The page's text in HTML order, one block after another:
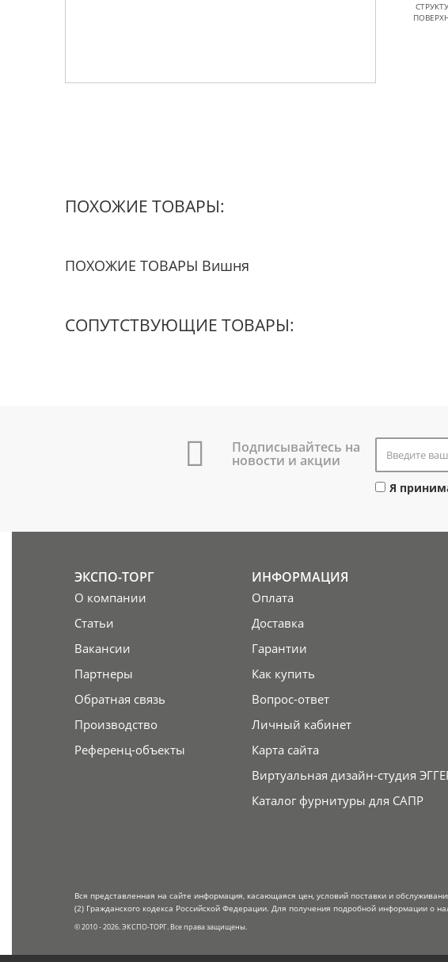
ПОХОЖИЕ ТОВАРЫ:
ПОХОЖИЕ ТОВАРЫ Вишня
СОПУТСТВУЮЩИЕ ТОВАРЫ:
Подписывайтесь на
новости и акции
Я
ЭКСПО-ТОРГ
О компании
Статьи
Вакансии
Партнеры
Обратная связь
Производство
Референц-объекты
ИНФОРМАЦИЯ
Оплата
Доставка
Гарантии
Как купить
Вопрос-ответ
Личный кабинет
Карта сайта
Виртуальная дизайн-студия
Каталог фурнитуры для САПР
Вся представленная на сайте информация, касающаяся цен, условий поставки и
(2) Гражданского кодекса Российской Федерации. Для получения подробной информации о
© 2010 - 2026. ЭКСПО-ТОРГ. Все права защищены.